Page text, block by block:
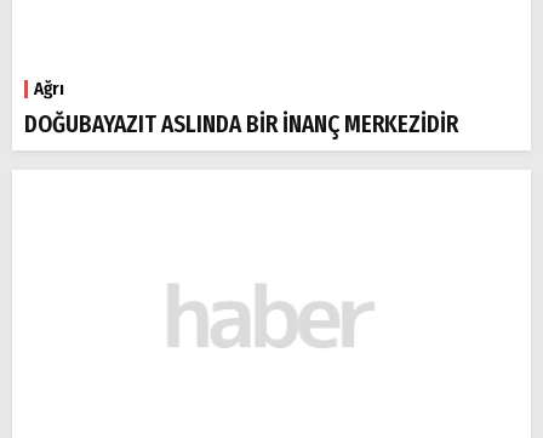
Ağrı
DOĞUBAYAZIT ASLINDA BİR İNANÇ MERKEZİDİR